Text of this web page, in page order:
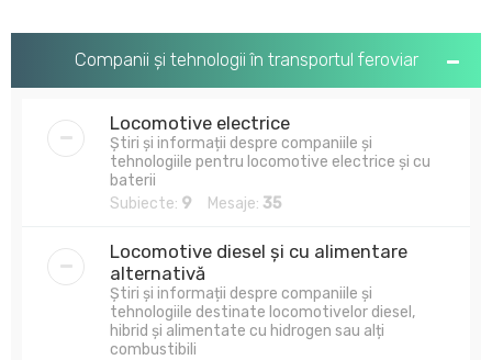
Companii și tehnologii în transportul feroviar
Locomotive electrice
Știri și informații despre companiile și
tehnologiile pentru locomotive electrice și cu
baterii
Subiecte: 9 Mesaje: 35
Locomotive diesel și cu alimentare
alternativă
Știri și informații despre companiile și
tehnologiile destinate locomotivelor diesel,
hibrid și alimentate cu hidrogen sau alți
combustibili